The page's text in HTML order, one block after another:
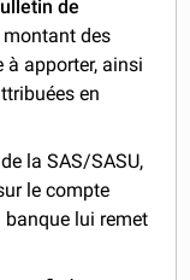
de
montant des
à apporter, ainsi
en
la SAS/SASU,
le compte
banque lui remet